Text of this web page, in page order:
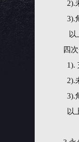
2).
3).
以
四
1).
2).
3).
以